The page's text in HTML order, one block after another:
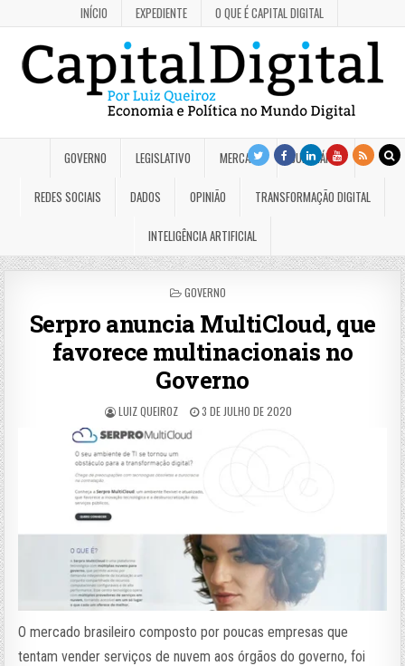
INÍCIO EXPEDIENTE O QUE É CAPITAL DIGITAL
GOVERNO LEGISLATIVO MERCADO JUDICIÁRIO
REDES SOCIAIS DADOS OPINIÃO TRANSFORMAÇÃO DIGITAL
INTELIGÊNCIA ARTIFICIAL
POSTED
GOVERNO
Serpro anuncia MultiCloud, que
favorece multinacionais no
Governo
LUIZ QUEIROZ 3 DE JULHO DE 2020
O mercado brasileiro composto por poucas empresas que
tentam vender serviços de nuvem aos órgãos do governo, foi